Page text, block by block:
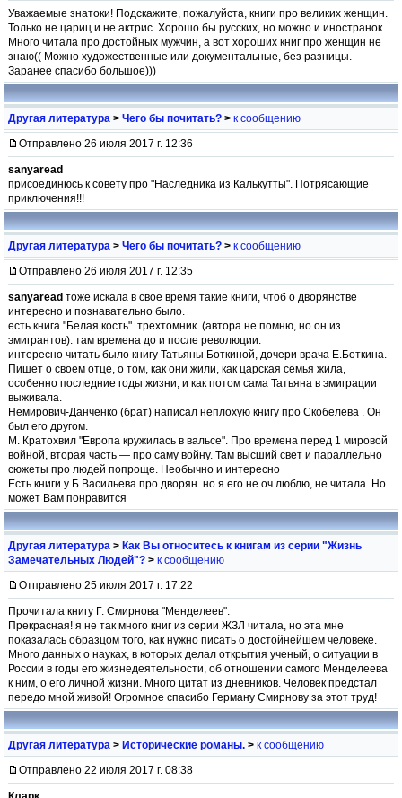
Уважаемые знатоки! Подскажите, пожалуйста, книги про великих женщин.
Только не цариц и не актрис. Хорошо бы русских, но можно и иностранок.
Много читала про достойных мужчин, а вот хороших книг про женщин не
знаю(( Можно художественные или документальные, без разницы.
Заранее спасибо большое)))
Другая литература > Чего бы почитать? > к сообщению
Отправлено 26 июля 2017 г. 12:36
sanyaread
присоединюсь к совету про "Наследника из Калькутты". Потрясающие
приключения!!!
Другая литература > Чего бы почитать? > к сообщению
Отправлено 26 июля 2017 г. 12:35
sanyaread тоже искала в свое время такие книги, чтоб о дворянстве
интересно и познавательно было.
есть книга "Белая кость". трехтомник. (автора не помню, но он из
эмигрантов). там времена до и после революции.
интересно читать было книгу Татьяны Боткиной, дочери врача Е.Боткина.
Пишет о своем отце, о том, как они жили, как царская семья жила,
особенно последние годы жизни, и как потом сама Татьяна в эмиграции
выживала.
Немирович-Данченко (брат) написал неплохую книгу про Скобелева . Он
был его другом.
М. Кратохвил "Европа кружилась в вальсе". Про времена перед 1 мировой
войной, вторая часть — про саму войну. Там высший свет и параллельно
сюжеты про людей попроще. Необычно и интересно
Есть книги у Б.Васильева про дворян. но я его не оч люблю, не читала. Но
может Вам понравится
Другая литература > Как Вы относитесь к книгам из серии "Жизнь
Замечательных Людей"? > к сообщению
Отправлено 25 июля 2017 г. 17:22
Прочитала книгу Г. Смирнова "Менделеев".
Прекрасная! я не так много книг из серии ЖЗЛ читала, но эта мне
показалась образцом того, как нужно писать о достойнейшем человеке.
Много данных о науках, в которых делал открытия ученый, о ситуации в
России в годы его жизнедеятельности, об отношении самого Менделеева
к ним, о его личной жизни. Много цитат из дневников. Человек предстал
передо мной живой! Огромное спасибо Герману Смирнову за этот труд!
Другая литература > Исторические романы. > к сообщению
Отправлено 22 июля 2017 г. 08:38